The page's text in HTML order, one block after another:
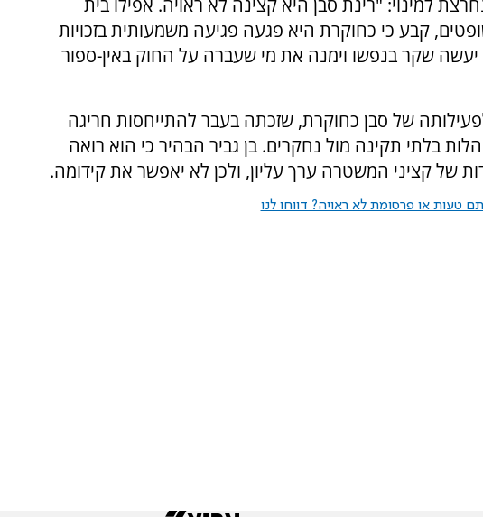
למינוי: "רינת סבן היא קצינה לא ראויה. אפילו בית
קבע כי כחוקרת היא פגעה פגיעה משמעותית בזכויות
שקר בנפשו וימנה את מי שעברה על החוק באין-ספור
של סבן כחוקרת, שזכתה בעבר להתייחסות חריגה
בלתי תקינה מול נחקרים. בן גביר הבהיר כי הוא רואה
של קציני המשטרה ערך עליון, ולכן לא יאפשר את קידומה.
טעות או פרסומת לא ראויה? דווחו לנו